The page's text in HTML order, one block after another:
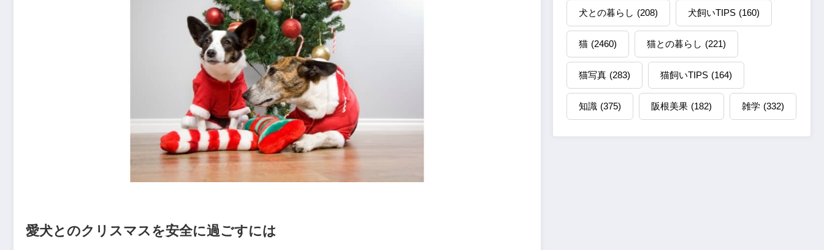
愛犬とのクリスマスを安全に過ごすには
犬との暮らし (208) 犬飼いTIPS (160)
猫 (2460) 猫との暮らし (221)
猫写真 (283) 猫飼いTIPS (164)
知識 (375) 阪根美果 (182) 雑学 (332)